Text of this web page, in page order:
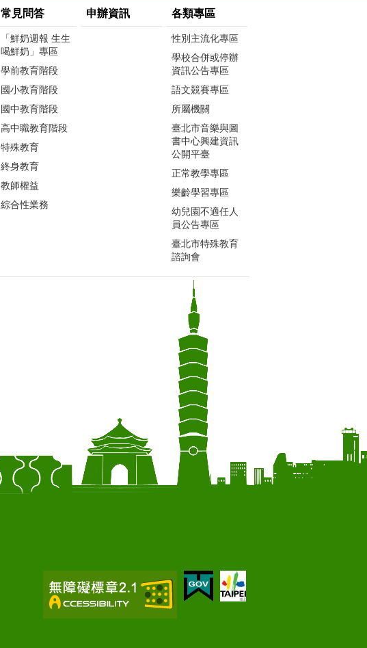
常見問答
「鮮奶週報 生生
喝鮮奶」專區
學前教育階段
國小教育階段
國中教育階段
高中職教育階段
特殊教育
終身教育
教師權益
綜合性業務
申辦資訊 各類專區
性別主流化專區
學校合併或停辦
資訊公告專區
語文競賽專區
所屬機關
臺北市音樂與圖
書中心興建資訊
公開平臺
正常教學專區
樂齡學習專區
幼兒園不適任人
員公告專區
臺北市特殊教育
諮詢會